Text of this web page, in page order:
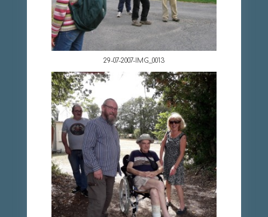
29-07-2007-IMG_0013